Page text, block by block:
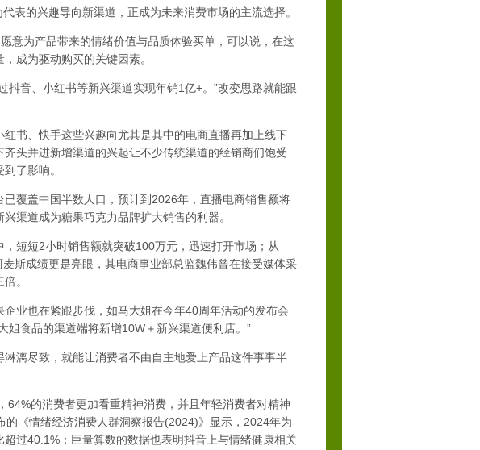
的兴趣导向新渠道，正成为未来消费市场的主流选择。
为产品带来的情绪价值与品质体验买单，可以说，在这
成为驱动购买的关键因素。
音、小红书等新兴渠道实现年销1亿+。”改变思路就能跟
、快手这些兴趣向尤其是其中的电商直播再加上线下
头并进新增渠道的兴起让不少传统渠道的经销商们饱受
了影响。
盖中国半数人口，预计到2026年，直播电商销售额将
渠道成为糖果巧克力品牌扩大销售的利器。
短2小时销售额就突破100万元，迅速打开市场；从
斯成绩更是亮眼，其电商事业部总监魏伟曾在接受媒体采
。
也在紧跟步伐，如马大姐在今年40周年活动的发布会
姐食品的渠道端将新增10W＋新兴渠道便利店。”
尽致，就能让消费者不由自主地爱上产品这件事事半
的消费者更加看重精神消费，并且年轻消费者对精神
《情绪经济消费人群洞察报告(2024)》显示，2024年为
过40.1%；巨量算数的数据也表明抖音上与情绪健康相关